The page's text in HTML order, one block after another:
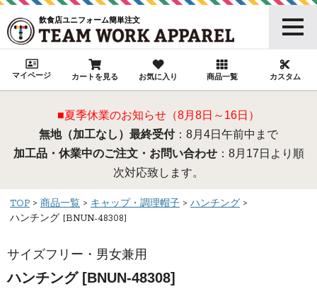
飲食店ユニフォーム簡単注文
マイページ カートを見る お気に入り 商品一覧 カスタム
■夏季休業のお知らせ（8月8日～16日）
無地（加工なし）最終受付：8月4日午前中まで
加工品・休業中のご注文・お問い合わせ：8月17日より順
次対応致します。
TOP 商品一覧 キャップ・調理帽子
ハンチング
ハンチング [BNUN-48308]
サイズフリー・男女兼用
ハンチング [BNUN-48308]